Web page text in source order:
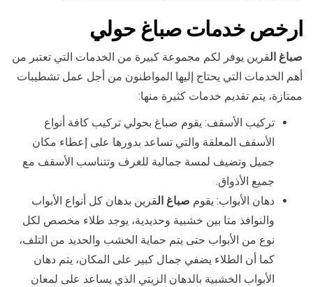
ارخص خدمات صباغ حولي
صباغ القرين يوفر لكم مجموعة كبيرة من الخدمات التي تعتبر من
أهم الخدمات التي يحتاج إليها المواطنون من أجل عمل تشطيبات
ممتازة، يتم تقديم خدمات كثيرة منها:
تركيب الأسقف: يقوم صباغ بحولي تركيب كافة أنواع
الأسقف المعلقة والتي تساعد بدورها على إعطاء مكان
جميل وتضيف لمسة جمالية للغرف وتتناسب الأسقف مع
جميع الأذواق.
دهان الأبواب: يقوم صباغ القرين بدهان كل أنواع الأبواب
والنوافذ متا بين خشبية وحديدية، يوجد طلاء مخصص لكل
نوع من الأبواب حتى يتم حماية الخشب والحديد من التلف،
كما أن الطلاء يضفي جمال كبير على المكان، يتم دهان
الأبواب الخشبية بالدهان الزيتي الذي يساعد على لمعان